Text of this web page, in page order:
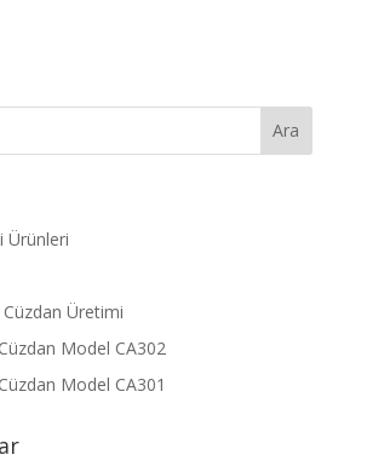
Ürünleri
Cüzdan Üretimi
Model CA302
Model CA301